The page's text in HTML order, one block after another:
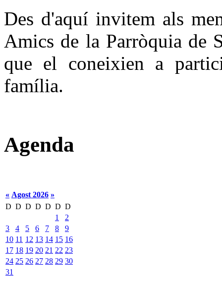
Des d'aquí invitem als
Amics de la Parròquia de
que el coneixien a
família.
Agenda
« Agost 2026 »
D D D D D D D
1
2
3
4 5 6 7 8
9
10 11 12 13 14 15 16
17 18 19 20 21 22 23
24 25 26 27 28 29 30
31